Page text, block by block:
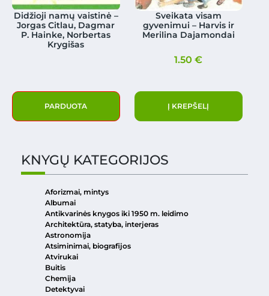
Didžioji namų vaistinė –
Jorgas Citlau, Dagmar
P. Hainke, Norbertas
Krygišas
PARDUOTA
Sveikata visam
gyvenimui – Harvis ir
Merilina Dajamondai
1.50€
Į KREPŠELĮ
KNYGŲ KATEGORIJOS
Aforizmai, mintys
Albumai
Antikvarinės knygos iki 1950 m. leidimo
Architektūra, statyba, interjeras
Astronomija
Atsiminimai, biografijos
Atvirukai
Buitis
Chemija
Detektyvai